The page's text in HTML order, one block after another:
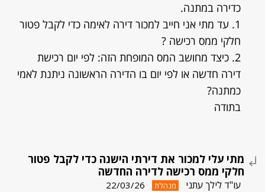
כדירה במתנה.
1. עד מתי אני חייב למכור דירה לאימה כדי לקבל פטור
חלקי ממס רכישה ?
2. כיצד מחושב המס המופחת הזה: לפי יום רכישת
דירה חדשה או לפי יום בו הדירה הראשונה ניתנת לאמי
כמתנה?
בתודה
מתי עלי למכור את דירתי הישנה כדי לקבל פטור
חלקי ממס רכישה לדירה החדשה
עו"ד לילך עתני מנהלת 22/03/26